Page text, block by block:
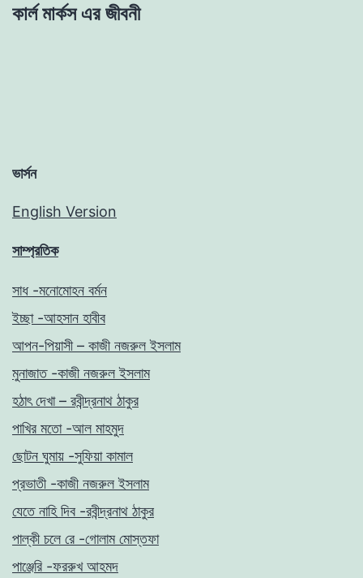
কার্ল মার্কস এর জীবনী
ভার্সন
English Version
সাম্প্রতিক
সাধ -মনোমোহন বর্মন
ইচ্ছা -আহসান হাবীব
আপন-পিয়াসী – কাজী নজরুল ইসলাম
মুনাজাত -কাজী নজরুল ইসলাম
হঠাৎ দেখা – রবীন্দ্রনাথ ঠাকুর
পাখির মতো -আল মাহমুদ
ছোটন ঘুমায় -সুফিয়া কামাল
প্রভাতী -কাজী নজরুল ইসলাম
যেতে নাহি দিব -রবীন্দ্রনাথ ঠাকুর
পাল্কী চলে রে -গোলাম মোস্তফা
পাঞ্জেরি -ফররুখ আহমদ